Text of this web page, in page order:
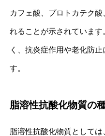
カフェ酸、プロトカテク
れることが示されていま
く、抗炎症作用や老化防
す。
脂溶性抗酸化物質の
脂溶性抗酸化物質として